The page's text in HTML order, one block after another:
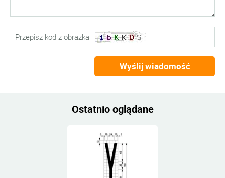
Przepisz kod z obrazka
Wyślij wiadomość
Ostatnio oglądane